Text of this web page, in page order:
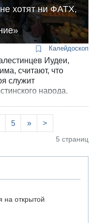
хотят ни ФАТХ,
Калейдоскоп
Иудеи,
считают, что
служит
народа.
изучения
руководством д-
опубликовал
5 » >
5 страниц
на открытой